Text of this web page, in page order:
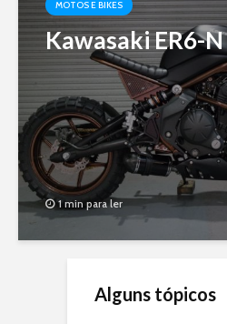
MOTOS E BIKES
Kawasaki ER6-
1 min para ler
Alguns tópicos